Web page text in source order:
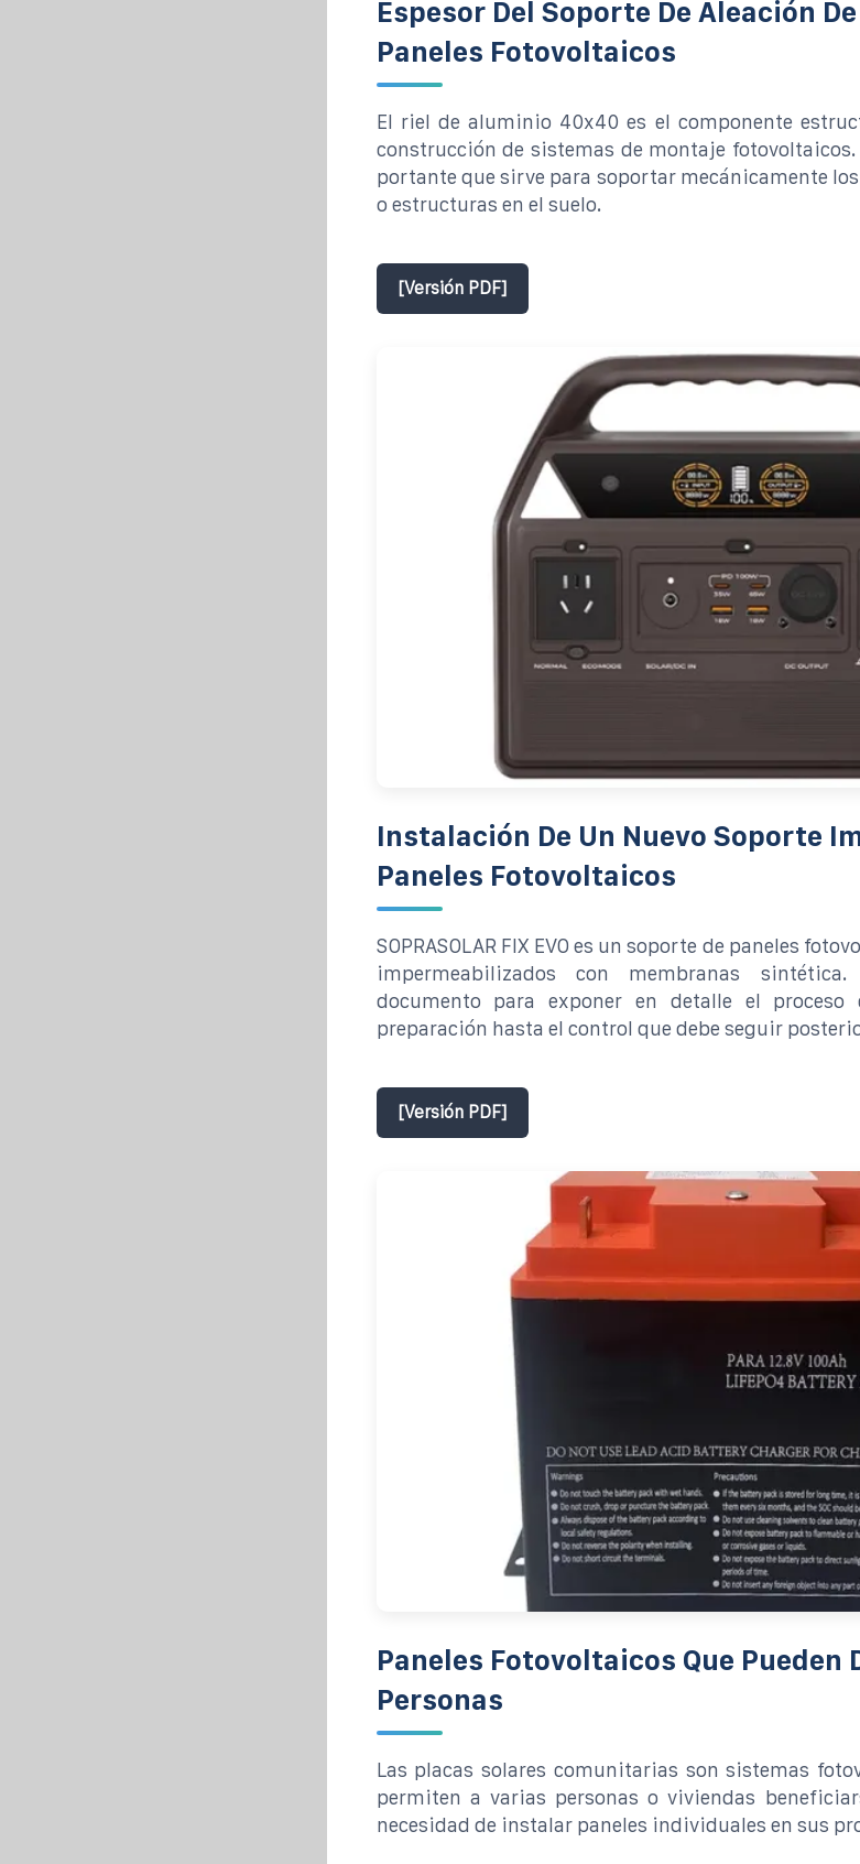
Espesor Del Soporte De Aleación
Paneles Fotovoltaicos
El riel de aluminio 40x40 es el componente
construcción de sistemas de montaje
portante que sirve para soportar mecánicamente
o estructuras en el suelo.
[Versión PDF]
Instalación De Un Nuevo Soporte
Paneles Fotovoltaicos
SOPRASOLAR FIX EVO es un soporte de paneles
impermeabilizados con membranas
documento para exponer en detalle el proceso
preparación hasta el control que debe seguir
[Versión PDF]
Paneles Fotovoltaicos Que Pueden
Personas
Las placas solares comunitarias son sistemas
permiten a varias personas o viviendas
necesidad de instalar paneles individuales en sus